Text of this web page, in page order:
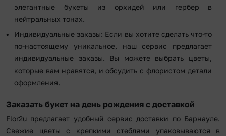
элегантные букеты из орхидей или гербер в
нейтральных тонах.
Индивидуальные заказы: Если вы хотите сделать что-то
по-настоящему уникальное, наш сервис предлагает
индивидуальные заказы. Вы можете выбрать цветы,
которые вам нравятся, и обсудить с флористом детали
оформления.
Заказать букет на день рождения с доставкой
Flor2u предлагает удобный сервис доставки по Барнауле.
Свежие цветы с крепкими стеблями упаковываются в